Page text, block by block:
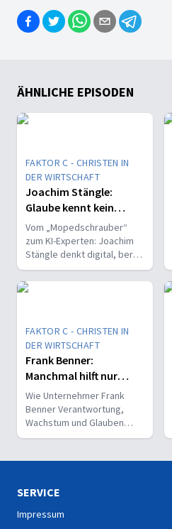
ÄHNLICHE EPISODEN
FAKTOR C - CHRISTEN IN
DER WIRTSCHAFT
Joachim Stängle:
Glaube kennt kein
Mittelmaß
Vom „Mopedschrauber“
zum KI-Experten: Joachim
Stängle denkt digital, berät
Unternehmen – und ist
überzeugt, dass Glaube
kein Mittelmaß kennt.
FAKTOR C - CHRISTEN IN
DER WIRTSCHAFT
Frank Benner:
Manchmal hilft nur
noch Beten
Wie Unternehmer Frank
Benner Verantwortung,
Wachstum und Glauben
verbindet – und warum er
Beten und Dranbleiben.
SERVICE
Impressum